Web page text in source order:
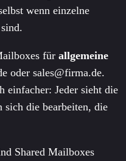
wenn einzelne
für allgemeine
oder sales@firma.de.
einfacher: Jeder sieht die
sich die bearbeiten, die
Shared Mailboxes